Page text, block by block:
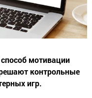
мотивации
контрольные
игр.